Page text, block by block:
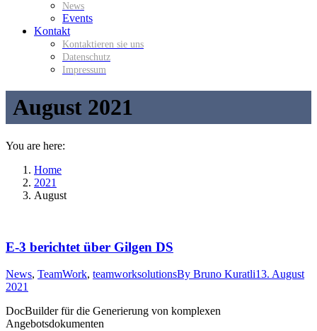
News
Events
Kontakt
Kontaktieren sie uns
Datenschutz
Impressum
August 2021
You are here:
Home
2021
August
E-3 berichtet über Gilgen DS
News, TeamWork, teamworksolutionsBy Bruno Kuratli13. August
2021
DocBuilder für die Generierung von komplexen
Angebotsdokumenten